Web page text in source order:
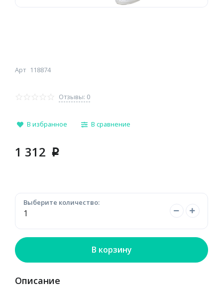
Арт 118874
Отзывы: 0
В избранное В сравнение
1 312 p
Выберите количество:
В корзину
Описание